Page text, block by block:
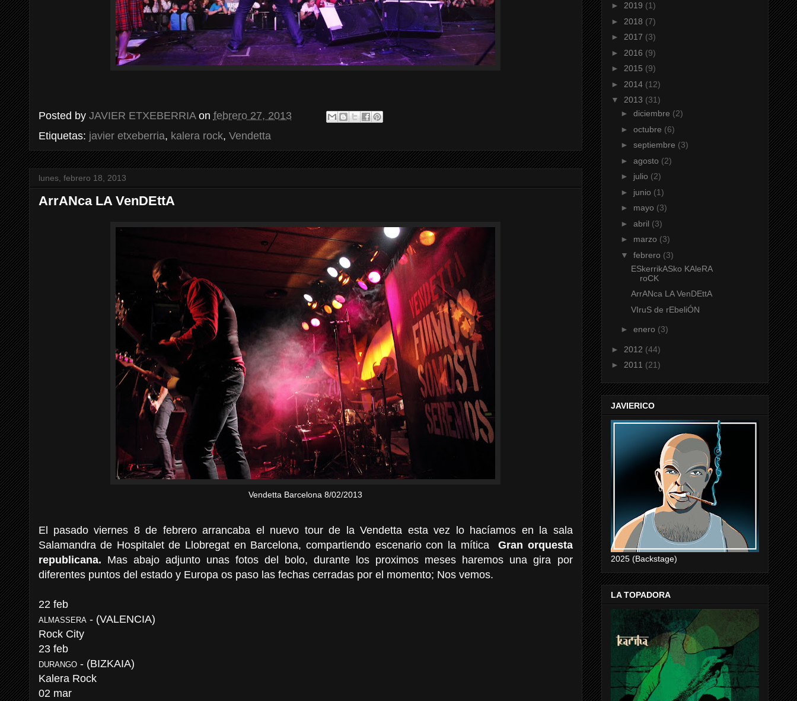
Posted by JAVIER ETXEBERRIA on febrero 27, 2013
Etiquetas: javier etxeberria, kalera rock, Vendetta
lunes, febrero 18, 2013
ArrANca LA VenDEttA
Vendetta Barcelona 8/02/2013
El pasado viernes 8 de febrero arrancaba el nuevo tour de la Vendetta esta vez lo hacíamos en la sala
Salamandra de Hospitalet de Llobregat en Barcelona, compartiendo escenario con la mítica Gran orquesta
republicana. Mas abajo adjunto unas fotos del bolo, durante los proximos meses haremos una gira por
diferentes puntos del estado y Europa os paso las fechas cerradas por el momento; Nos vemos.
22 feb
ALMASSERA- (VALENCIA)
Rock City
23 feb
DURANGO- (BIZKAIA)
Kalera Rock
02 mar
► 2019 (1)
► 2018 (7)
► 2017 (3)
► 2016 (9)
► 2015 (9)
► 2014 (12)
▼ 2013 (31)
►diciembre (2)
►octubre (6)
►septiembre (3)
►agosto (2)
► julio (2)
► junio (1)
► mayo (3)
►abril (3)
► marzo (3)
▼febrero (3)
ESkerrikASko KAleRA
roCK
ArrANca LA VenDEttA
VIruS de rEbeliÓN
►enero (3)
► 2012 (44)
► 2011 (21)
JAVIERICO
2025 (Backstage)
LA TOPADORA